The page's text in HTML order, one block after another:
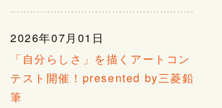
2026年07月01日
「自分らしさ」を描くアートコン
テスト開催！presented by三菱鉛
筆